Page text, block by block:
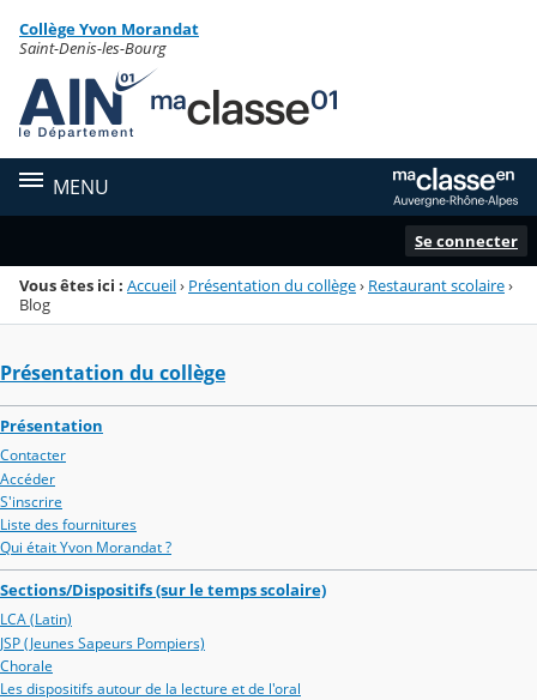
Menu de la rubrique
Contenu
Collège Yvon Morandat
Saint-Denis-les-Bourg
MENU
Se connecter
Vous êtes ici : Accueil› Présentation du collège› Restaurant scolaire›
Blog
Présentation du collège
Présentation
Contacter
Accéder
S'inscrire
Liste des fournitures
Qui était Yvon Morandat ?
Sections/Dispositifs (sur le temps scolaire)
LCA (Latin)
JSP (Jeunes Sapeurs Pompiers)
Chorale
Les dispositifs autour de la lecture et de l'oral